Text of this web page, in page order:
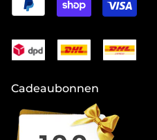
Cadeaubonnen